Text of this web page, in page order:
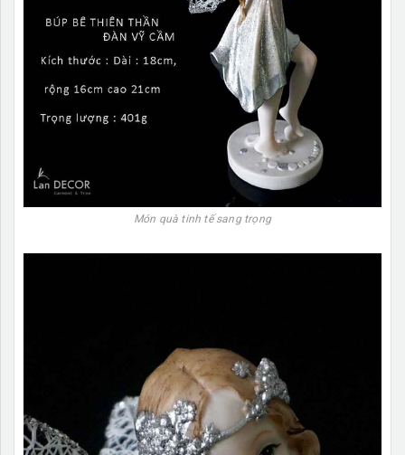
Món quà tinh tế sang trọng